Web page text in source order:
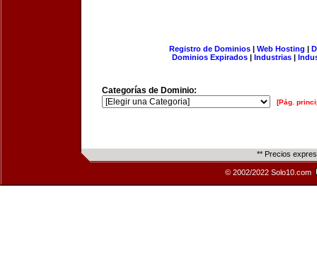
Registro de Dominios| Web Hosting |
Dominios Expirados | Industrias |
Categorías de Dominio:
[Pág.
** Precios
© 2002/2022 Solo10.com